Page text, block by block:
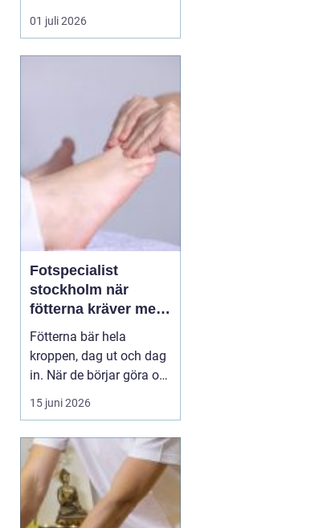
utan att söka hjälp.
Andra har råkat ut för en
släppa. En legitimerad
sjukgymnast kan då
göra stor skillnad.
Genom n...
01 juli 2026
Fotspecialist
stockholm när
fötterna kräver mer
än vanliga sulor
Fötterna bär hela
kroppen, dag ut och dag
in. När de börjar göra ont
påverkas mer än bara
stegen sömn, träning,
lidande. Många försöker
länge med egenvård,
inlägg från sportbutiken
eller vila, men
15 juni 2026